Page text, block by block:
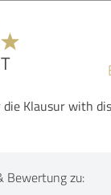
Klausur with
Bewertung zu: